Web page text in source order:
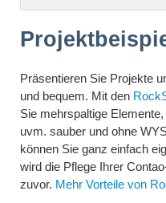
überspringen
Präsentieren Sie Projekte
und bequem. Mit den
Sie mehrspaltige
uvm. sauber und ohne
können Sie ganz einfach
wird die Pflege Ihrer
zuvor. Mehr Vorteile von